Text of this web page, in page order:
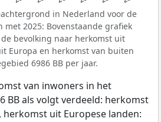
in Nederland voor de
met 2025: Bovenstaande grafiek
bevolking naar herkomst uit
Europa en herkomst van buiten
6986 BB per jaar.
van inwoners in het
BB als volgt verdeeld: herkomst
herkomst uit Europese landen: